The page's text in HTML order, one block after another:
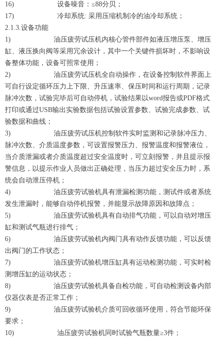
16) 设备噪音：≤88分贝；
17) 冷却系统: 采用压缩机制冷的油冷却系统；
2.1.3.设备功能
1) 油压疲劳试压机内核心管件部件如液压增压泵、增压
缸、液压换向阀等采用冗余设计，其中一个关键件损坏时，不影响设
备整体功能，设备可照常使用；
2) 油压疲劳试压机全自动操作，在设备控制软件界面上
可自行设定循环压力上下限、升压速率、保压时间和运行周期，记录
脉冲次数，试验完毕后可自动停机，试验结果以word报告或PDF格式
打印或通过USB输出实验数据包括试验设置参数、试验完成参数、试
验数据和曲线；
3) 油压疲劳试压机控制软件实时监测和记录脉冲压力、
脉冲次数、介质温度参数，可设置报警压力、报警温度和报警液位，
当介质泄漏或者介质温度超过安全温度时，可立刻报警，并且提示报
警信息，以提示作业人员做出正确处理，当压力超过安全压力时，系
统会自动泄压停机；
4) 油压疲劳试验机具有泄漏检测功能，测试件或者系统
发生泄漏时，能够自动停机报警，并能显示故障原因和故障点；
5) 油压疲劳试验机具有自动排气功能，可以自动对增压
缸和测试气瓶进行排气；
6) 油压疲劳试验机内阀门具有动作反馈功能，可以反馈
出阀门的工作状态；
7) 油压疲劳试验机增压缸具有运动检测功能，可实时检
测增压缸的运动状态；
8) 油压疲劳试验机具备自检功能，可自动检测设备内部
仪器仪表是否正常工作；
9) 油压疲劳试验机介质可回收循环使用，符合节能环保
要求；
10) 油压疲劳试验机同时试验气瓶数量≥3件；